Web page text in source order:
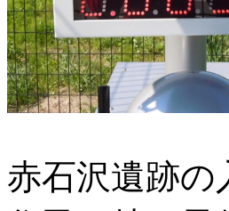
赤石沢遺跡の